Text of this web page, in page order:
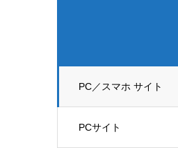
PC／スマホ サイト
PCサイト